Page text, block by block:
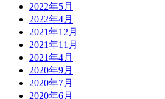
2022年5月
2022年4月
2021年12月
2021年11月
2021年4月
2020年9月
2020年7月
2020年6月